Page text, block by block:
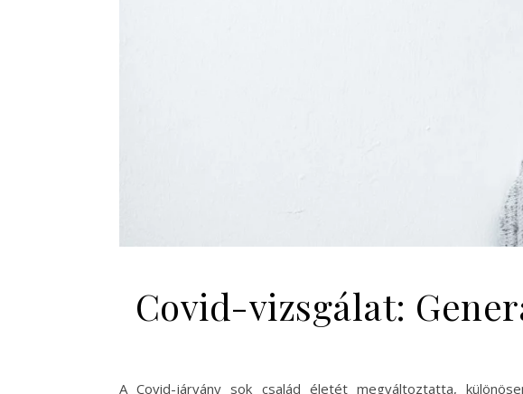
Covid-vizsgálat:
A Covid-járvány sok család életét megváltoztatta,